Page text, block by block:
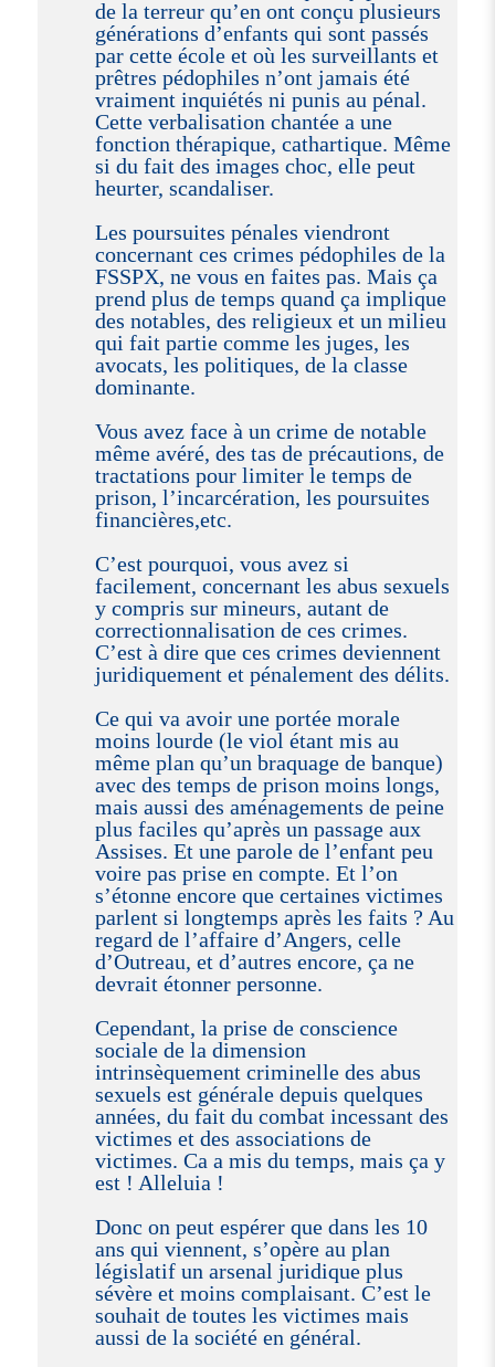
de la terreur qu’en ont conçu plusieurs
générations d’enfants qui sont passés
par cette école et où les surveillants et
prêtres pédophiles n’ont jamais été
vraiment inquiétés ni punis au pénal.
Cette verbalisation chantée a une
fonction thérapique, cathartique. Même
si du fait des images choc, elle peut
heurter, scandaliser.
Les poursuites pénales viendront
concernant ces crimes pédophiles de la
FSSPX, ne vous en faites pas. Mais ça
prend plus de temps quand ça implique
des notables, des religieux et un milieu
qui fait partie comme les juges, les
avocats, les politiques, de la classe
dominante.
Vous avez face à un crime de notable
même avéré, des tas de précautions, de
tractations pour limiter le temps de
prison, l’incarcération, les poursuites
financières,etc.
C’est pourquoi, vous avez si
facilement, concernant les abus sexuels
y compris sur mineurs, autant de
correctionnalisation de ces crimes.
C’est à dire que ces crimes deviennent
juridiquement et pénalement des délits.
Ce qui va avoir une portée morale
moins lourde (le viol étant mis au
même plan qu’un braquage de banque)
avec des temps de prison moins longs,
mais aussi des aménagements de peine
plus faciles qu’après un passage aux
Assises. Et une parole de l’enfant peu
voire pas prise en compte. Et l’on
s’étonne encore que certaines victimes
parlent si longtemps après les faits ? Au
regard de l’affaire d’Angers, celle
d’Outreau, et d’autres encore, ça ne
devrait étonner personne.
Cependant, la prise de conscience
sociale de la dimension
intrinsèquement criminelle des abus
sexuels est générale depuis quelques
années, du fait du combat incessant des
victimes et des associations de
victimes. Ca a mis du temps, mais ça y
est ! Alleluia !
Donc on peut espérer que dans les 10
ans qui viennent, s’opère au plan
législatif un arsenal juridique plus
sévère et moins complaisant. C’est le
souhait de toutes les victimes mais
aussi de la société en général.